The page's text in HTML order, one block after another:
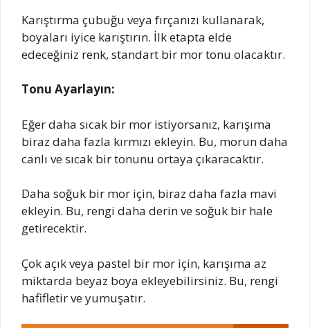
Karıştırma çubuğu veya fırçanızı kullanarak,
boyaları iyice karıştırın. İlk etapta elde
edeceğiniz renk, standart bir mor tonu olacaktır.
Tonu Ayarlayın:
Eğer daha sıcak bir mor istiyorsanız, karışıma
biraz daha fazla kırmızı ekleyin. Bu, morun daha
canlı ve sıcak bir tonunu ortaya çıkaracaktır.
Daha soğuk bir mor için, biraz daha fazla mavi
ekleyin. Bu, rengi daha derin ve soğuk bir hale
getirecektir.
Çok açık veya pastel bir mor için, karışıma az
miktarda beyaz boya ekleyebilirsiniz. Bu, rengi
hafifletir ve yumuşatır.